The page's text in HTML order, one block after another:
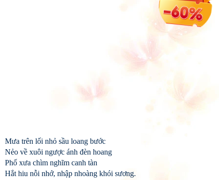
Mưa trên lối nhỏ sầu loang bước
Nẻo về xuôi ngược ánh đèn hoang
Phố xưa chìm nghĩm canh tàn
Hắt hiu nỗi nhớ, nhập nhoàng khói sương.